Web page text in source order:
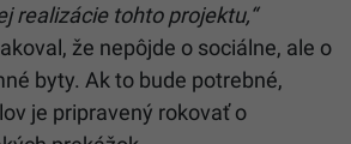
realizácie tohto projektu,“
že nepôjde o sociálne, ale o
byty. Ak to bude potrebné,
je pripravený rokovať o